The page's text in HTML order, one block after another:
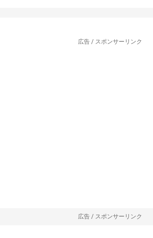
広告 / スポンサーリンク
広告 / スポンサーリンク